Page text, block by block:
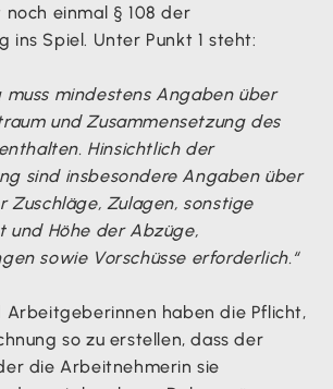
einmal § 108 der
ins Spiel. Unter Punkt 1 steht:
muss mindestens Angaben über
und Zusammensetzung des
Hinsichtlich der
sind insbesondere Angaben über
Zuschläge, Zulagen, sonstige
und Höhe der Abzüge,
sowie Vorschüsse erforderlich.“
haben die Pflicht,
so zu erstellen, dass der
die Arbeitnehmerin sie